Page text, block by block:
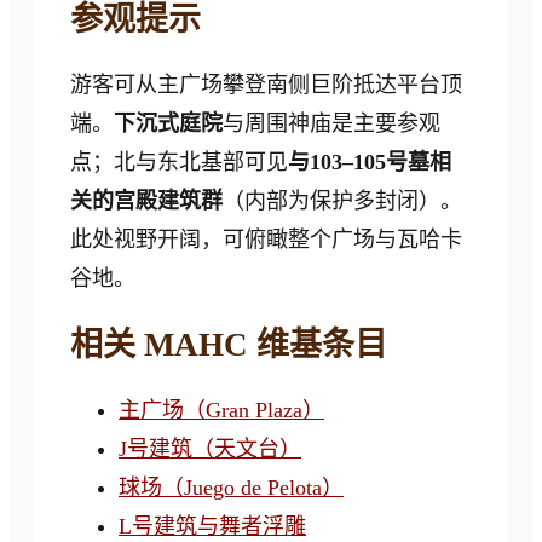
参观提示
游客可从主广场攀登南侧巨阶抵达平台顶
端。
下沉式庭院与周围神庙是主要参观
点；北与东北基部可见与103–105号墓相
关的宫殿建筑群 （内部为保护多封闭）。
此处视野开阔，可俯瞰整个广场与瓦哈卡
谷地。
相关 MAHC 维基条目
主广场（Gran Plaza）
J号建筑（天文台）
球场（Juego de Pelota）
L号建筑与舞者浮雕